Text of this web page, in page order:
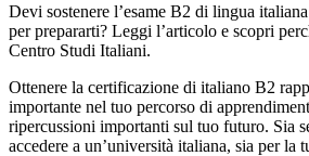
Devi sostenere l’esame B2 di lingua
per prepararti? Leggi l’articolo e scopri
Centro Studi Italiani.
Ottenere la certificazione di italiano B2
importante nel tuo percorso di
ripercussioni importanti sul tuo futuro. Sia
accedere a un’università italiana, sia per la